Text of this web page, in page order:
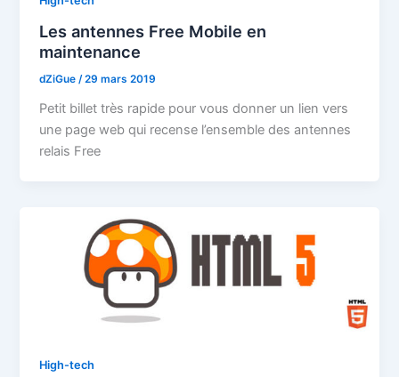
Les antennes Free Mobile en
maintenance
dZiGue/29 mars 2019
Petit billet très rapide pour vous donner un lien vers
une page web qui recense l’ensemble des antennes
relais Free
High-tech